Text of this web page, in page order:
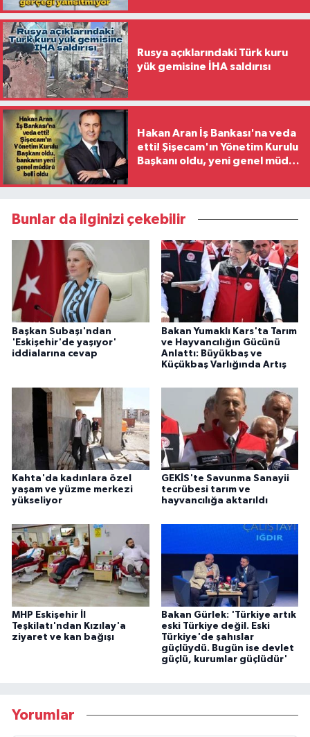
Rusya açıklarındaki Türk kuru
yük gemisine İHA saldırısı
Hakan Aran İş Bankası'na veda
etti! Şişecam'ın Yönetim Kurulu
Başkanı oldu, yeni genel müdür
Bunlar da ilginizi çekebilir
Başkan Subaşı'ndan
'Eskişehir'de yaşıyor'
iddialarına cevap
Bakan Yumaklı Kars'ta Tarım
ve Hayvancılığın Gücünü
Anlattı: Büyükbaş ve
Küçükbaş Varlığında Artış
Kahta'da kadınlara özel
yaşam ve yüzme merkezi
yükseliyor
GEKİS'te Savunma Sanayii
tecrübesi tarım ve
hayvancılığa aktarıldı
MHP Eskişehir İl
Teşkilatı'ndan Kızılay'a
ziyaret ve kan bağışı
Bakan Gürlek: 'Türkiye artık
eski Türkiye değil. Eski
Türkiye'de şahıslar
güçlüydü. Bugün ise devlet
güçlü, kurumlar güçlüdür'
Yorumlar